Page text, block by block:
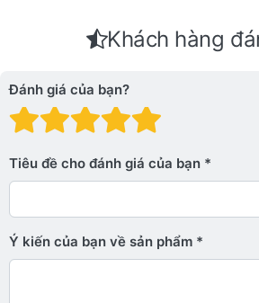
Khách hàng
Đánh giá của bạn?
Đánh giá:
Đánh giá: 3
Đánh giá: 2
Đánh giá: 1 trên 5
Tiêu đề cho đánh giá của bạn
Ý kiến ​​của bạn về sản phẩm